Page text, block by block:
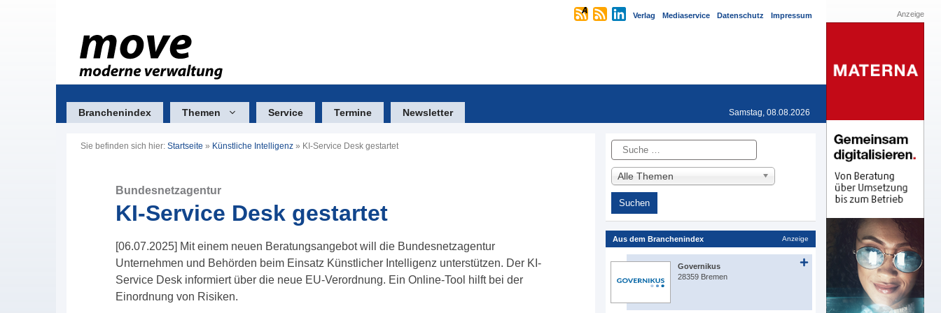
Verlag Mediaservice Datenschutz Impressum
Branchenindex Themen Service Termine Newsletter Samstag, 08.08.2026
Sie befinden sich hier: Startseite » Künstliche Intelligenz » KI-Service Desk gestartet
Bundesnetzagentur
KI-Service Desk gestartet
[06.07.2025] Mit einem neuen Beratungsangebot will die Bundesnetzagentur
Unternehmen und Behörden beim Einsatz Künstlicher Intelligenz unterstützen. Der KI-
Service Desk informiert über die neue EU-Verordnung. Ein Online-Tool hilft bei der
Einordnung von Risiken.
Suche
Alle Themen
Aus dem Branchenindex Anzeige
Governikus
28359 Bremen
Anzeige